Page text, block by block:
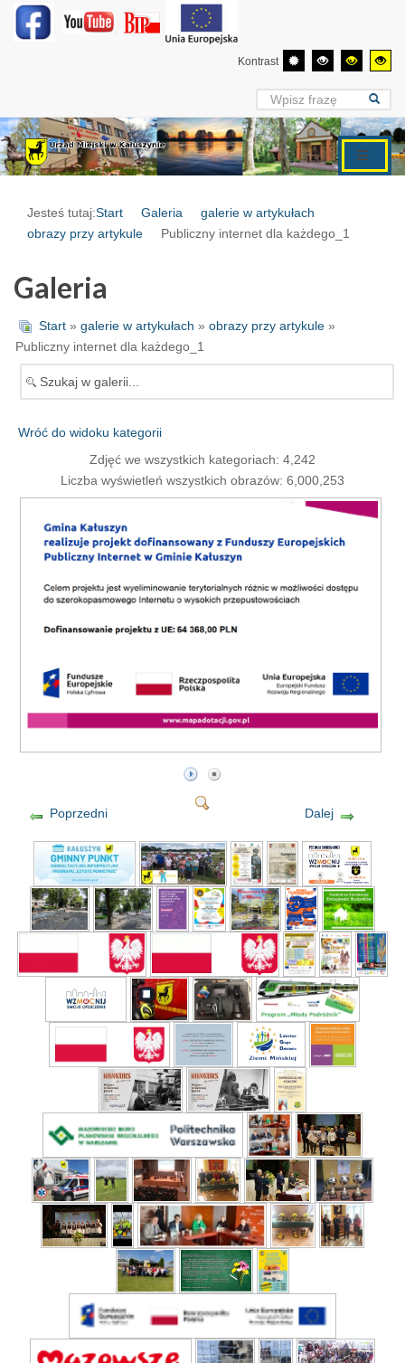
Kontrast
Jesteś tutaj:Start Galeria
galerie w artykułach
obrazy przy artykule
Publiczny internet dla każdego_1
Galeria
Start » galerie w artykułach » obrazy przy artykule »
Publiczny internet dla każdego_1
Wróć do widoku kategorii
Zdjęć we wszystkich kategoriach: 4,242
Liczba wyświetleń wszystkich obrazów: 6,000,253
Poprzedni Dalej